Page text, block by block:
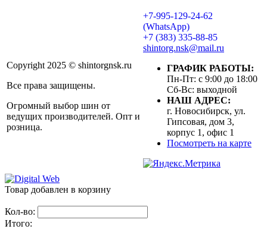
Copyright 2025 © shintorgnsk.ru
Все права защищены.
Огромный выбор шин от
ведущих производителей. Опт и
розница.
+7-995-129-24-62
(WhatsApp)
+7 (383) 335-88-85
shintorg.nsk@mail.ru
ГРАФИК РАБОТЫ:
Пн-Пт: с 9:00 до 18:00
Сб-Вс: выходной
НАШ АДРЕС:
г. Новосибирск, ул.
Гипсовая, дом 3,
корпус 1, офис 1
Посмотреть на карте
Товар добавлен в корзину
Кол-во:
Итого: